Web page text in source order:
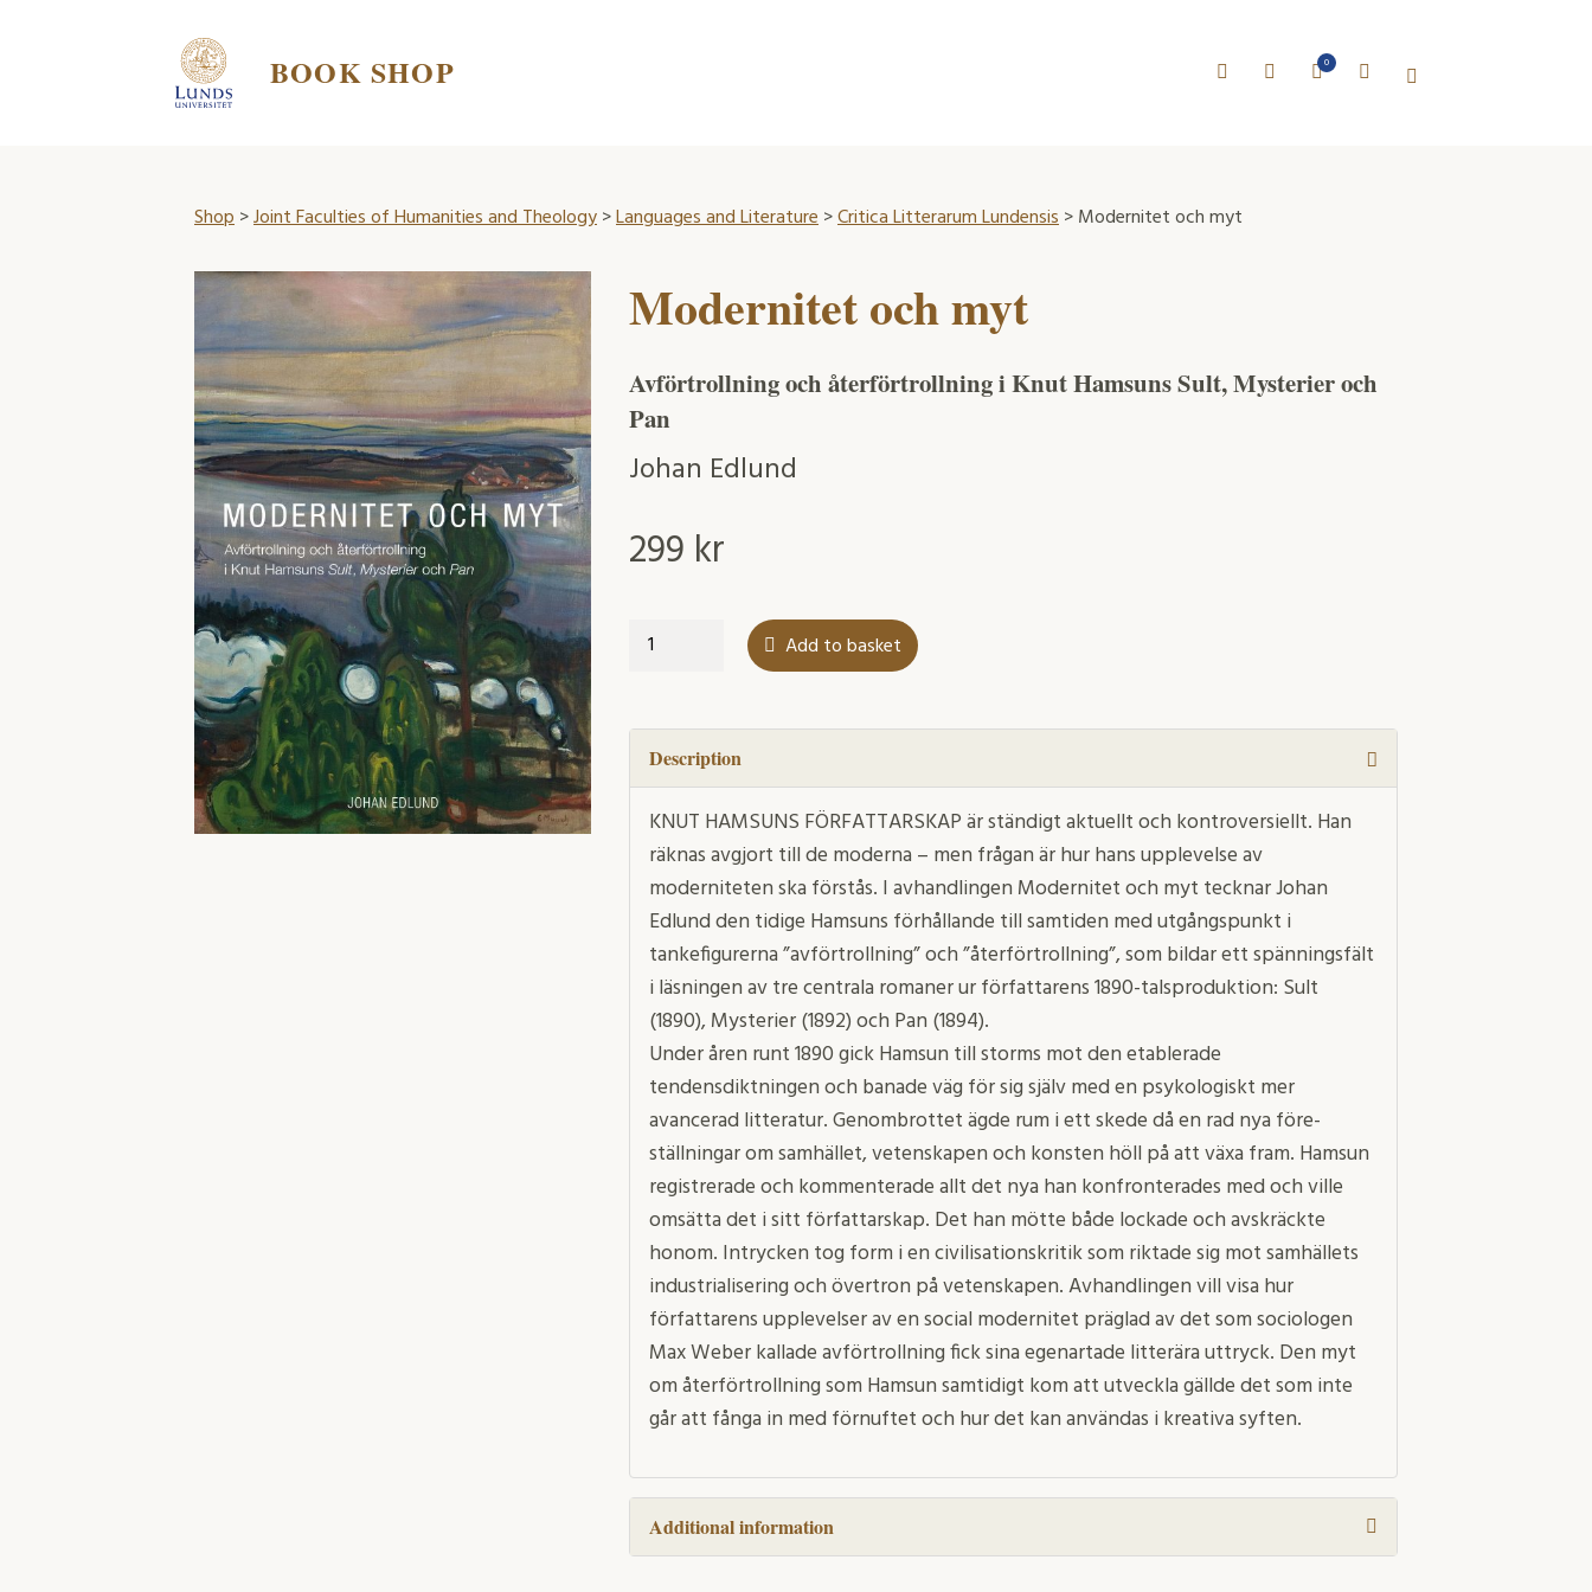
BOOK SHOP 0
Shop>Joint Faculties of Humanities and Theology>Languages and Literature>Critica Litterarum Lundensis> Modernitet och myt
Modernitet och myt
Avförtrollning och återförtrollning i Knut Hamsuns Sult, Mysterier och
Pan
Johan Edlund
299 kr
Modernitet
quantity
Add to basket
Description
KNUT HAMSUNS FÖRFATTARSKAP är ständigt aktuellt och kontroversiellt. Han
räknas avgjort till de moderna – men frågan är hur hans upplevelse av
moderniteten ska förstås. I avhandlingen Modernitet och myt tecknar Johan
Edlund den tidige Hamsuns förhållande till samtiden med utgångspunkt i
tankefigurerna ”avförtrollning” och ”återförtrollning”, som bildar ett spänningsfält
i läsningen av tre centrala romaner ur författarens 1890-talsproduktion: Sult
(1890), Mysterier (1892) och Pan (1894).
Under åren runt 1890 gick Hamsun till storms mot den etablerade
tendensdiktningen och banade väg för sig själv med en psykologiskt mer
avancerad litteratur. Genombrottet ägde rum i ett skede då en rad nya före-
ställningar om samhället, vetenskapen och konsten höll på att växa fram. Hamsun
registrerade och kommenterade allt det nya han konfronterades med och ville
omsätta det i sitt författarskap. Det han mötte både lockade och avskräckte
honom. Intrycken tog form i en civilisationskritik som riktade sig mot samhällets
industrialisering och övertron på vetenskapen. Avhandlingen vill visa hur
författarens upplevelser av en social modernitet präglad av det som sociologen
Max Weber kallade avförtrollning fick sina egenartade litterära uttryck. Den myt
om återförtrollning som Hamsun samtidigt kom att utveckla gällde det som inte
går att fånga in med förnuftet och hur det kan användas i kreativa syften.
Additional information